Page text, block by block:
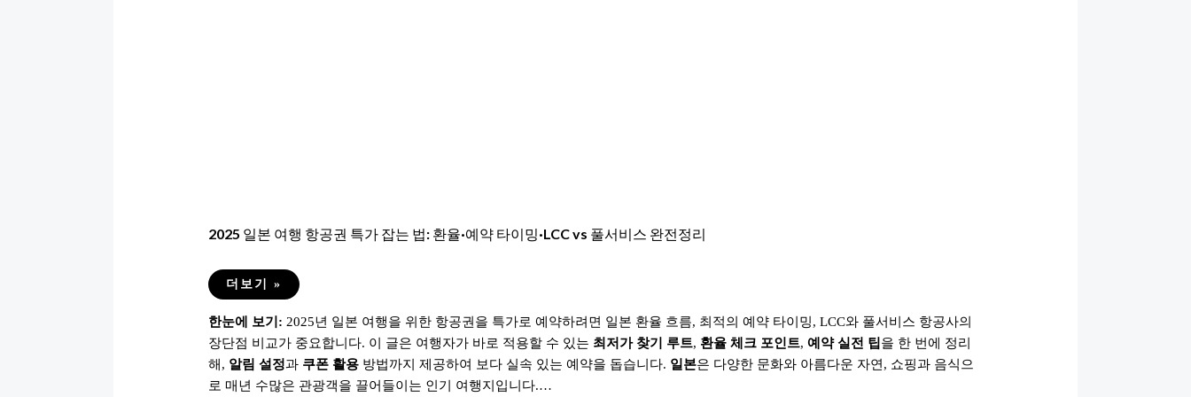
2025 일본 여행 항공권 특가 잡는 법: 환율·예약 타이밍·LCC vs 풀서비스 완전정리
2025
여
항
공
권
특
더보기 »
한눈에 보기: 2025년 일본 여행을 위한 항공권을 특가로 예약하려면 일본 환율 흐름, 최적의 예약 타이밍, LCC와 풀서비스 항공사의
장단점 비교가 중요합니다. 이 글은 여행자가 바로 적용할 수 있는 최저가 찾기 루트, 환율 체크 포인트, 예약 실전 팁을 한 번에 정리
해, 알림 설정과 쿠폰 활용방법까지 제공하여 보다 실속 있는 예약을 돕습니다. 일본은 다양한 문화와 아름다운 자연, 쇼핑과 음식으
로 매년 수많은 관광객을 끌어들이는 인기 여행지입니다.…